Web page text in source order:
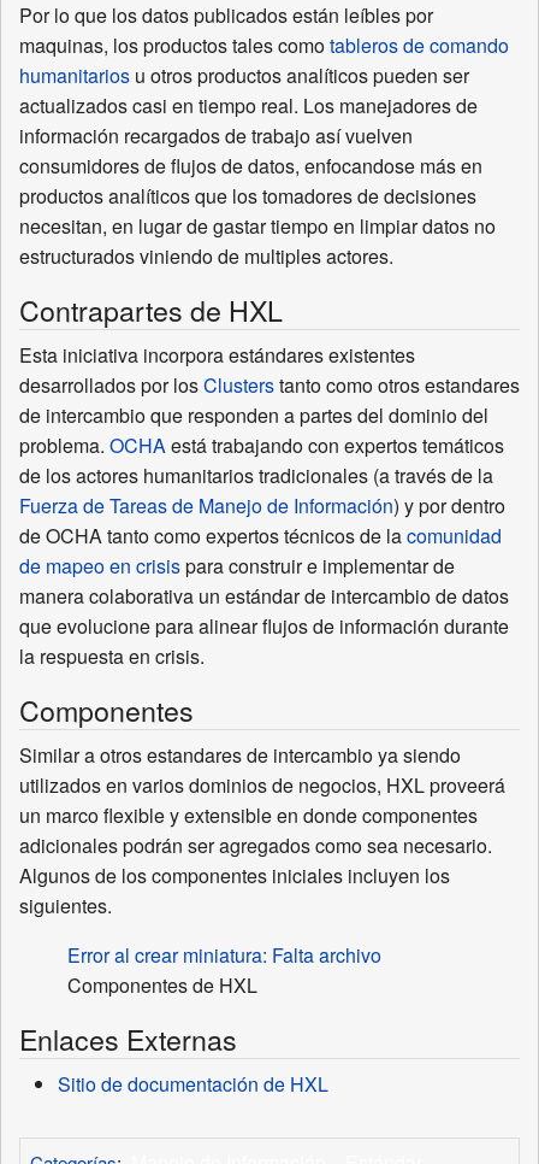
Por lo que los datos publicados están leíbles por
maquinas, los productos tales comotableros de comando
humanitarios u otros productos analíticos pueden ser
actualizados casi en tiempo real. Los manejadores de
información recargados de trabajo así vuelven
consumidores de flujos de datos, enfocandose más en
productos analíticos que los tomadores de decisiones
necesitan, en lugar de gastar tiempo en limpiar datos no
estructurados viniendo de multiples actores.
Contrapartes de HXL
Esta iniciativa incorpora estándares existentes
desarrollados por losClusterstanto como otros estandares
de intercambio que responden a partes del dominio del
problema. OCHAestá trabajando con expertos temáticos
de los actores humanitarios tradicionales (a través de la
Fuerza de Tareas de Manejo de Información) y por dentro
de OCHA tanto como expertos técnicos de lacomunidad
de mapeo en crisispara construir e implementar de
manera colaborativa un estándar de intercambio de datos
que evolucione para alinear flujos de información durante
la respuesta en crisis.
Componentes
Similar a otros estandares de intercambio ya siendo
utilizados en varios dominios de negocios, HXL proveerá
un marco flexible y extensible en donde componentes
adicionales podrán ser agregados como sea necesario.
Algunos de los componentes iniciales incluyen los
siguientes.
Error al crear miniatura: Falta archivo
Componentes de HXL
Enlaces Externas
Sitio de documentación de HXL